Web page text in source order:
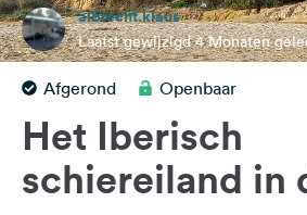
Nieuwsbrief
Feedback
Taal:
Nederlands
albrecht.klaus
Laatst gewijzigd 4 Monaten
Afgerond Openbaar
Het Iberisch
schiereiland in